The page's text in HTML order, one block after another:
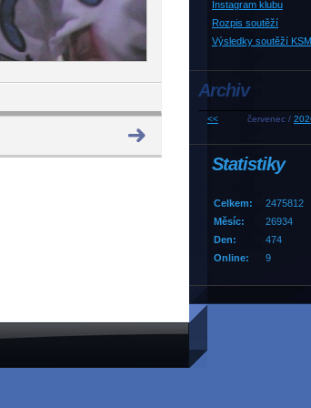
Instagram klubu
Rozpis soutěží
Výsledky soutěží KSM
Archiv
<< červenec /
Statistiky
Online: 9
Celkem:
2475812
Měsíc:
26934
Den:
474